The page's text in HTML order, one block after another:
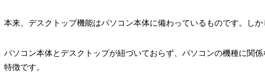
本来、デスクトップ機能はパソコン本体に備わっているものです。し
パソコン本体とデスクトップが紐づいておらず、パソコンの機種に関
特徴です。